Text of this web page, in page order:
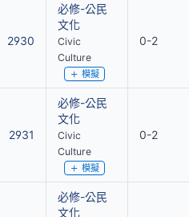
2930
必修-公民
文化
Civic
Culture
模擬
0-2
2931
必修-公民
文化
Civic
Culture
模擬
0-2
必修-公民
文化